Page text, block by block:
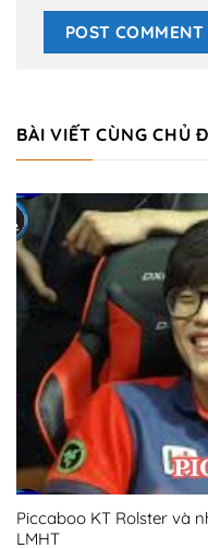
BÀI VIẾT CÙNG CHỦ
Piccaboo KT Rolster và
LMHT